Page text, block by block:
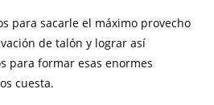
para sacarle el máximo provecho
de talón y lograr así
para formar esas enormes
cuesta.